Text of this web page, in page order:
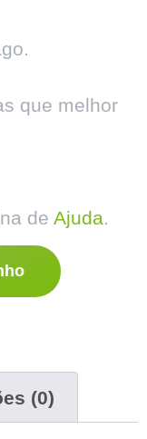
que melhor
de Ajuda.
(0)